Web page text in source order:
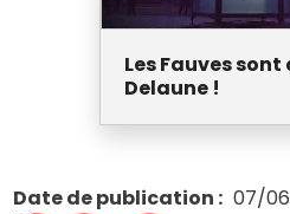
Les Fauves
Delaune !
Date de publication 07/